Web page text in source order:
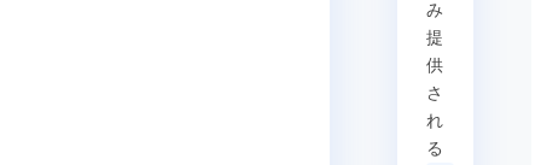
み
提
供
さ
れ
る